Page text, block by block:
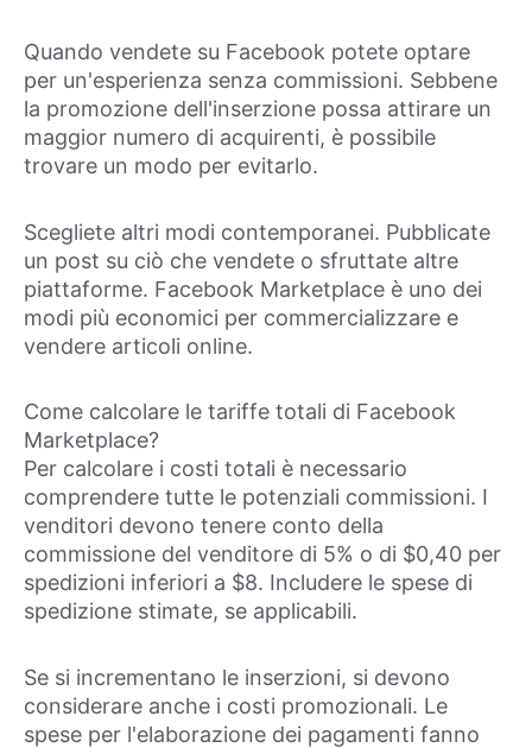
Quando vendete su Facebook potete optare
per un'esperienza senza commissioni. Sebbene
la promozione dell'inserzione possa attirare un
maggior numero di acquirenti, è possibile
trovare un modo per evitarlo.
Scegliete altri modi contemporanei. Pubblicate
un post su ciò che vendete o sfruttate altre
piattaforme. Facebook Marketplace è uno dei
modi più economici per commercializzare e
vendere articoli online.
Come calcolare le tariffe totali di Facebook
Marketplace?
Per calcolare i costi totali è necessario
comprendere tutte le potenziali commissioni. I
venditori devono tenere conto della
commissione del venditore di 5% o di $0,40 per
spedizioni inferiori a $8. Includere le spese di
spedizione stimate, se applicabili.
Se si incrementano le inserzioni, si devono
considerare anche i costi promozionali. Le
spese per l'elaborazione dei pagamenti fanno